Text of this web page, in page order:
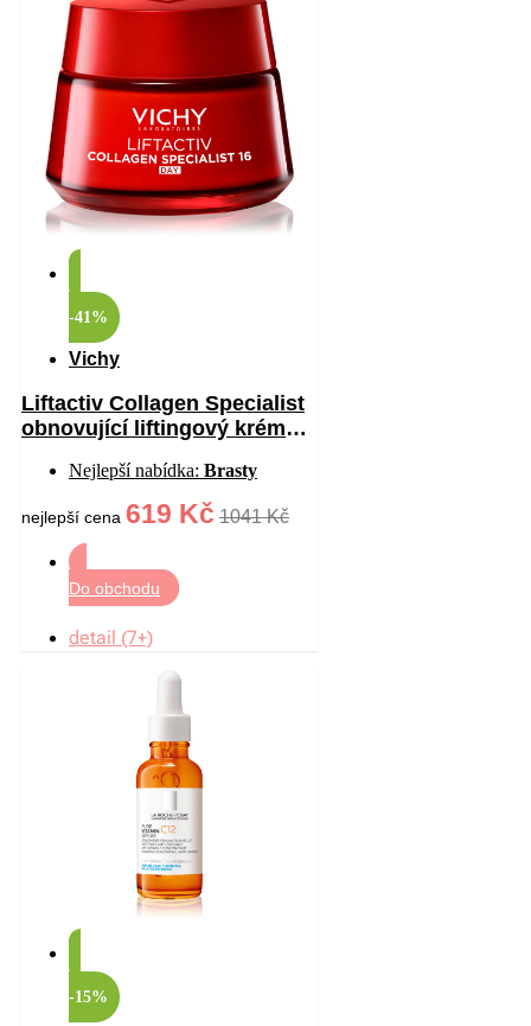
-41%
Vichy
Liftactiv Collagen Specialist
obnovující liftingový krém
Nejlepší nabídka: Brasty
nejlepší cena 619 Kč 1041 Kč
Do obchodu
detail (7+)
-15%